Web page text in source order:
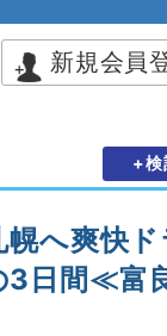
新規会員
+検
幌へ爽快
日間≪富